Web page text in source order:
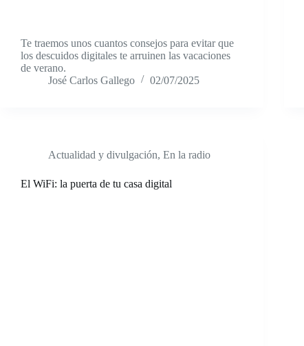
Te traemos unos cuantos consejos para evitar que
los descuidos digitales te arruinen las vacaciones
de verano.
José Carlos Gallego
02/07/2025
Actualidad y divulgación, En la radio
El WiFi: la puerta de tu casa digital